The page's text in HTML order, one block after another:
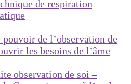
de respiration
de l’observation de
les besoins de l’âme
observation de soi –